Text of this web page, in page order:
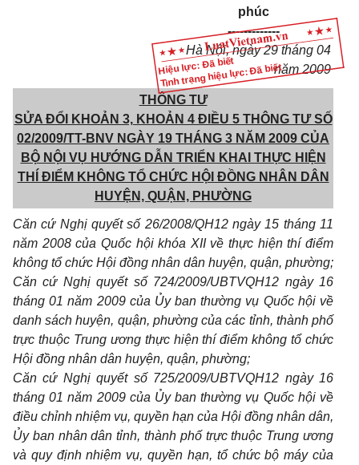
Hiệu lực: Đã biết
Tình trạng hiệu lực: Đã biết
phúc
-------------
Hà Nội, ngày 29 tháng 04
năm 2009
THÔNG TƯ
SỬA ĐỔI KHOẢN 3, KHOẢN 4 ĐIỀU 5 THÔNG TƯ SỐ
02/2009/TT-BNV NGÀY 19 THÁNG 3 NĂM 2009 CỦA
BỘ NỘI VỤ HƯỚNG DẪN TRIỂN KHAI THỰC HIỆN
THÍ ĐIỂM KHÔNG TỔ CHỨC HỘI ĐỒNG NHÂN DÂN
HUYỆN, QUẬN, PHƯỜNG
Căn cứ Nghị quyết số 26/2008/QH12 ngày 15 tháng 11
năm 2008 của Quốc hội khóa XII về thực hiện thí điểm
không tổ chức Hội đồng nhân dân huyện, quận, phường;
Căn cứ Nghị quyết số 724/2009/UBTVQH12 ngày 16
tháng 01 năm 2009 của Ủy ban thường vụ Quốc hội về
danh sách huyện, quận, phường của các tỉnh, thành phố
trực thuộc Trung ương thực hiện thí điểm không tổ chức
Hội đồng nhân dân huyện, quận, phường;
Căn cứ Nghị quyết số 725/2009/UBTVQH12 ngày 16
tháng 01 năm 2009 của Ủy ban thường vụ Quốc hội về
điều chỉnh nhiệm vụ, quyền hạn của Hội đồng nhân dân,
Ủy ban nhân dân tỉnh, thành phố trực thuộc Trung ương
và quy định nhiệm vụ, quyền hạn, tổ chức bộ máy của